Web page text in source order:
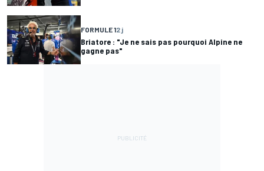
FORMULE 12 j
Briatore : "Je ne sais pas pourquoi Alpine ne
gagne pas"